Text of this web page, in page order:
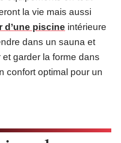
la vie mais aussi
d’une piscine intérieure
dans un sauna et
garder la forme dans
confort optimal pour un